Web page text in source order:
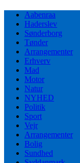
Aabenraa
Haderslev
Sønderborg
Tønder
Arrangementer
Erhverv
Mad
Motor
Natur
NYHED
Politik
Sport
Vejr
Arrangementer
Bolig
Sundhed